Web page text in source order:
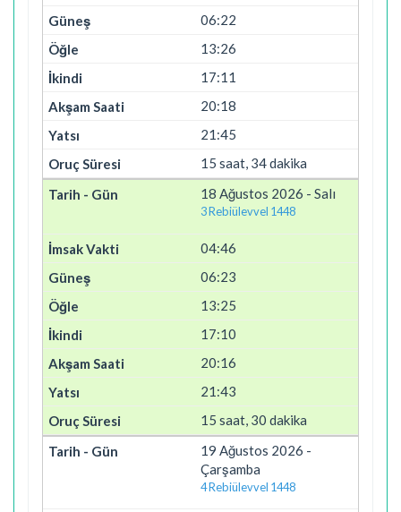
06:22
13:26
17:11
20:18
21:45
15 saat, 34 dakika
18 Ağustos 2026 - Salı
3 Rebiülevvel 1448
04:46
06:23
13:25
17:10
20:16
21:43
15 saat, 30 dakika
19 Ağustos 2026 -
Çarşamba
4 Rebiülevvel 1448